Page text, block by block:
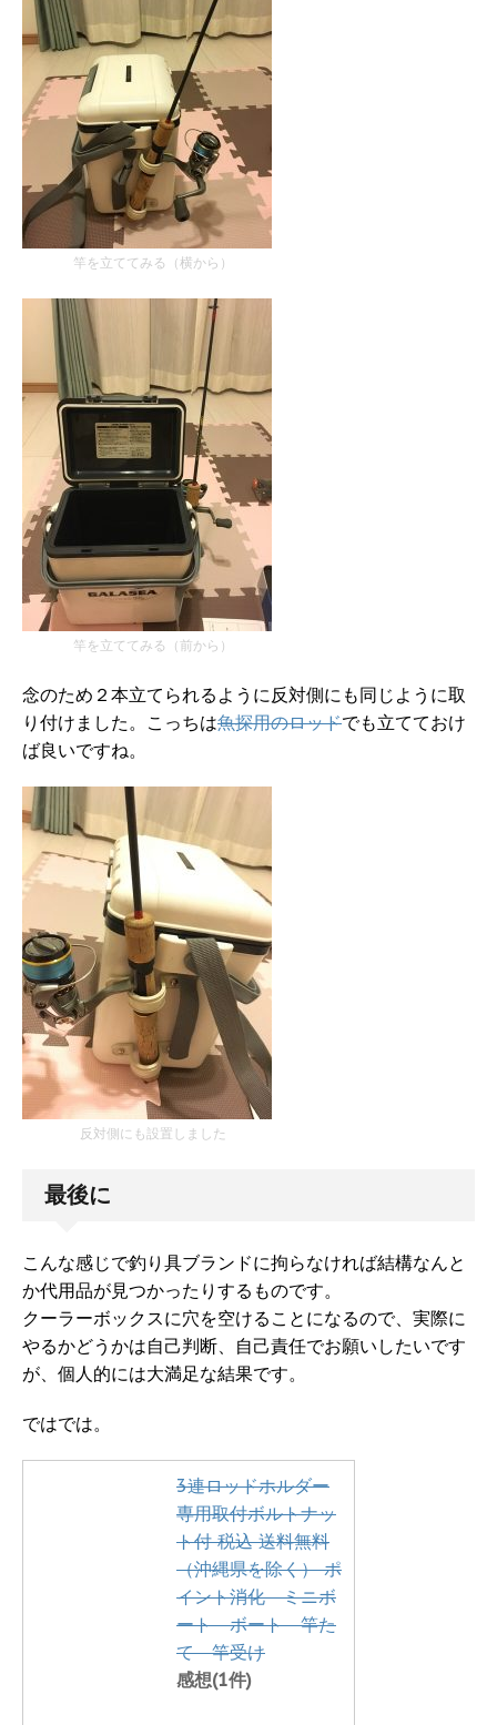
竿を立ててみる（横から）
竿を立ててみる（前から）
念のため２本立てられるように反対側にも同じように取
り付けました。こっちは魚探用のロッドでも立てておけ
ば良いですね。
反対側にも設置しました
最後に
こんな感じで釣り具ブランドに拘らなければ結構なんと
か代用品が見つかったりするものです。
クーラーボックスに穴を空けることになるので、実際に
やるかどうかは自己判断、自己責任でお願いしたいです
が、個人的には大満足な結果です。
ではでは。
3連ロッドホルダー
専用取付ボルトナッ
ト付 税込 送料無料
（沖縄県を除く） ポ
イント消化 ミニボ
ート ボート 竿た
て 竿受け
感想(1件)